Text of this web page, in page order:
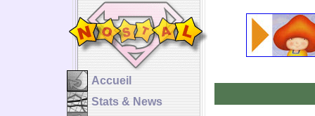
Accueil
Stats & News